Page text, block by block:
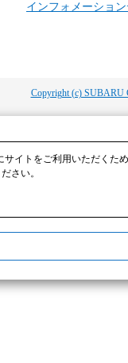
インフォメーショ
Copyright (c) SUBARU
イトをご利用いただく
さい。​